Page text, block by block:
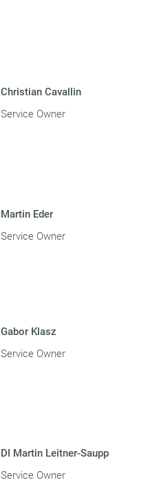
Christian Cavallin
Service Owner
Martin Eder
Service Owner
Gabor Klasz
Service Owner
DI Martin Leitner-Saupp
Service Owner